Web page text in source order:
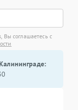
Вы соглашаетесь с